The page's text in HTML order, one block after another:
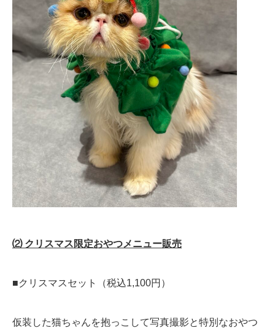
⑵ クリスマス限定おやつメニュー販売
■クリスマスセット（税込1,100円）
仮装した猫ちゃんを抱っこして写真撮影と特別なおやつ